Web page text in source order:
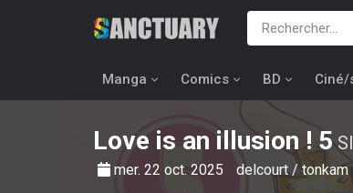
Manga Comics BD Ciné/
Love is an illusion ! 5
mer. 22 oct. 2025 delcourt / tonkam